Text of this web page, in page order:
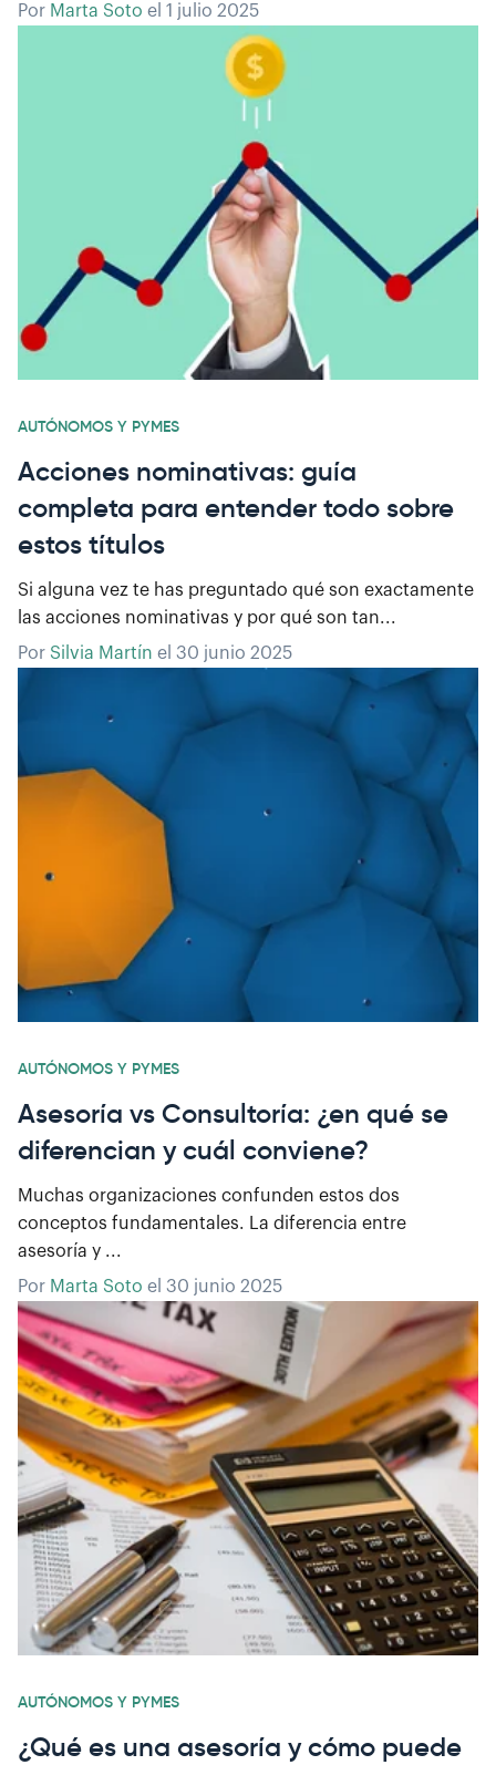
Por Marta Soto el 1 julio 2025
AUTÓNOMOS Y PYMES
Acciones nominativas: guía
completa para entender todo sobre
estos títulos
Si alguna vez te has preguntado qué son exactamente
las acciones nominativas y por qué son tan...
Por Silvia Martín el 30 junio 2025
AUTÓNOMOS Y PYMES
Asesoría vs Consultoría: ¿en qué se
diferencian y cuál conviene?
Muchas organizaciones confunden estos dos
conceptos fundamentales. La diferencia entre
asesoría y ...
Por Marta Soto el 30 junio 2025
AUTÓNOMOS Y PYMES
¿Qué es una asesoría y cómo puede